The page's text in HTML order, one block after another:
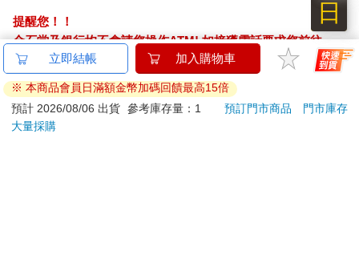
提醒您！！
金石堂及銀行均不會請您操作ATM! 如接獲電話要求您前往
ATM提款機，請不要聽從指示，以免受騙上當！
退換貨須知：
**提醒您，鑑賞期不等於試用期，退回商品須為全新狀態**
依據「消費者保護法」第19條及行政院消費者保護處公告之
立即結帳 加入購物車
※ 本商品會員日滿額金幣加碼回饋最高15倍
預計 2026/08/06 出貨 參考庫存量：1 預訂門市商品
門市庫存
大量採購
日